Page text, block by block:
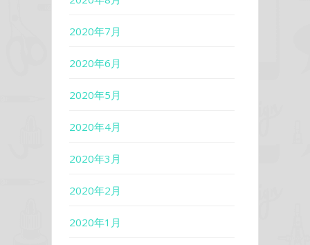
2020年7月
2020年6月
2020年5月
2020年4月
2020年3月
2020年2月
2020年1月